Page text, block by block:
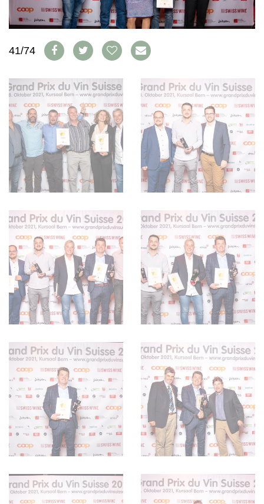
AVANTAGES
VINOPHILES
ARCHIVES
CONCOURS DE VIN
AVANTAGES
ABONNER
RECHERCHE VINS
NEWSLETTER
GUIDE DU VIGNOBLE
WINE TRADE CLUB
OFFRES D'EMPLOIS
PUBLICITÉ
PRESSE
CGV & PROTECTION DES
DONNÉES
FAQ
41/74